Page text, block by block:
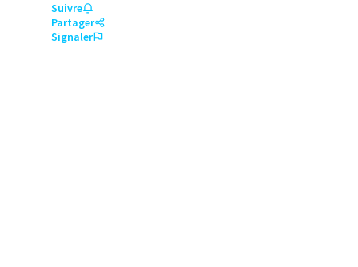
Suivre
Partager
Signaler